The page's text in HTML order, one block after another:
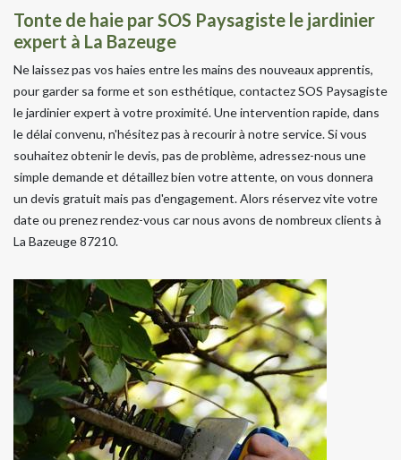
Tonte de haie par SOS Paysagiste le jardinier
expert à La Bazeuge
Ne laissez pas vos haies entre les mains des nouveaux apprentis,
pour garder sa forme et son esthétique, contactez SOS Paysagiste
le jardinier expert à votre proximité. Une intervention rapide, dans
le délai convenu, n'hésitez pas à recourir à notre service. Si vous
souhaitez obtenir le devis, pas de problème, adressez-nous une
simple demande et détaillez bien votre attente, on vous donnera
un devis gratuit mais pas d'engagement. Alors réservez vite votre
date ou prenez rendez-vous car nous avons de nombreux clients à
La Bazeuge 87210.